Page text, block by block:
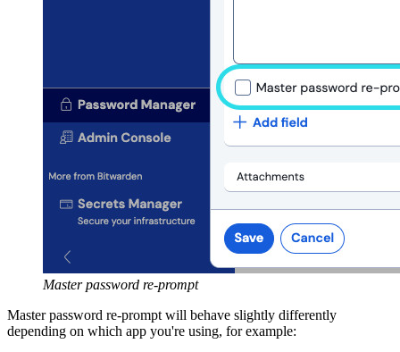
Master password re-prompt
Master password re-prompt will behave slightly differently
depending on which app you're using, for example: